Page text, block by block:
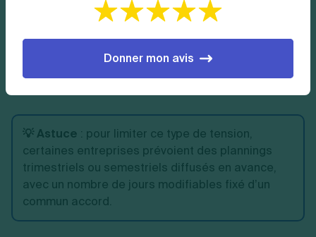
salariés. Si les règles ne sont pas bien expliquées, si
les plannings changent trop souvent ou sans préavis
suffisant, la confiance s’érode.
💡 Astuce : pour limiter ce type de tension,
certaines entreprises prévoient des plannings
trimestriels ou semestriels diffusés en avance,
avec un nombre de jours modifiables fixé d’un
commun accord.
Donner mon avis